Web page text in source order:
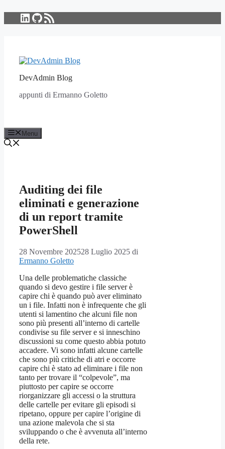
al
LinkedIn
GitHub
Feed RSS
DevAdmin Blog
appunti di Ermanno Goletto
Menu
Auditing dei file
eliminati e generazione
di un report tramite
PowerShell
28 Novembre 202528 Luglio 2025 di
Ermanno Goletto
Una delle problematiche classiche
quando si devo gestire i file server è
capire chi è quando può aver eliminato
un i file. Infatti non è infrequente che gli
utenti si lamentino che alcuni file non
sono più presenti all’interno di cartelle
condivise su file server e si inneschino
discussioni su come questo abbia potuto
accadere. Vi sono infatti alcune cartelle
che sono più critiche di atri e occorre
capire chi è stato ad eliminare i file non
tanto per trovare il “colpevole”, ma
piuttosto per capire se occorre
riorganizzare gli accessi o la struttura
delle cartelle per evitare gli episodi si
ripetano, oppure per capire l’origine di
una azione malevola che si sta
sviluppando o che è avvenuta all’interno
della rete.